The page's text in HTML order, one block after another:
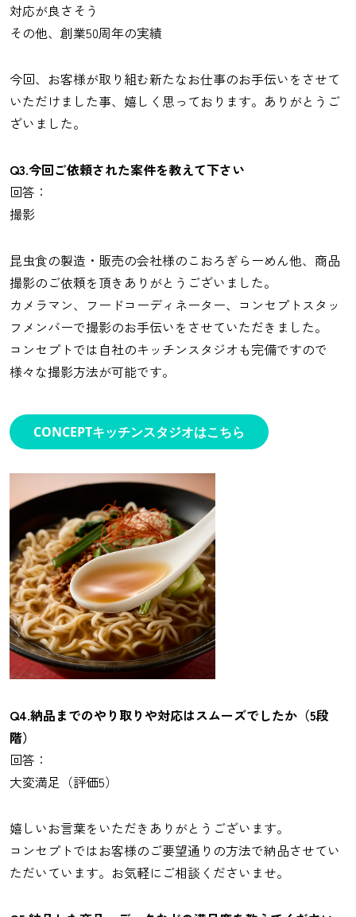
対応が良さそう
その他、創業50周年の実績
今回、お客様が取り組む新たなお仕事のお手伝いをさせて
いただけました事、嬉しく思っております。ありがとうご
ざいました。
Q3.今回ご依頼された案件を教えて下さい
回答：
撮影
昆虫食の製造・販売の会社様のこおろぎらーめん他、商品
撮影のご依頼を頂きありがとうございました。
カメラマン、フードコーディネーター、コンセプトスタッ
フメンバーで撮影のお手伝いをさせていただきました。
コンセプトでは自社のキッチンスタジオも完備ですので
様々な撮影方法が可能です。
CONCEPTキッチンスタジオはこちら
Q4.納品までのやり取りや対応はスムーズでしたか（5段
階）
回答：
大変満足（評価5）
嬉しいお言葉をいただきありがとうございます。
コンセプトではお客様のご要望通りの方法で納品させてい
ただいています。お気軽にご相談くださいませ。